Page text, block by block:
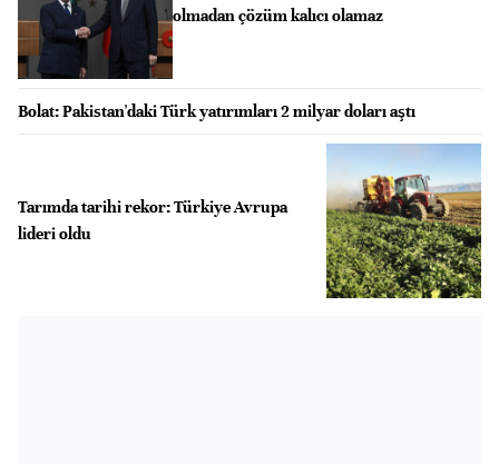
olmadan çözüm kalıcı olamaz
Bolat: Pakistan'daki Türk yatırımları 2 milyar doları aştı
Tarımda tarihi rekor: Türkiye Avrupa
lideri oldu